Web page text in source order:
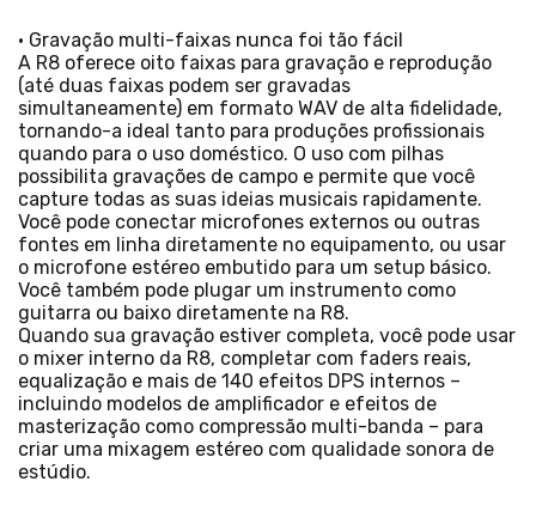
• Gravação multi-faixas nunca foi tão fácil
A R8 oferece oito faixas para gravação e reprodução
(até duas faixas podem ser gravadas
simultaneamente) em formato WAV de alta fidelidade,
tornando-a ideal tanto para produções profissionais
quando para o uso doméstico. O uso com pilhas
possibilita gravações de campo e permite que você
capture todas as suas ideias musicais rapidamente.
Você pode conectar microfones externos ou outras
fontes em linha diretamente no equipamento, ou usar
o microfone estéreo embutido para um setup básico.
Você também pode plugar um instrumento como
guitarra ou baixo diretamente na R8.
Quando sua gravação estiver completa, você pode usar
o mixer interno da R8, completar com faders reais,
equalização e mais de 140 efeitos DPS internos –
incluindo modelos de amplificador e efeitos de
masterização como compressão multi-banda – para
criar uma mixagem estéreo com qualidade sonora de
estúdio.